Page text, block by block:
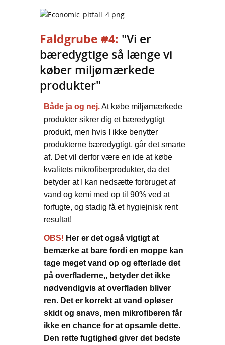
Faldgrube #4: "Vi er
bæredygtige så længe vi
køber miljømærkede
produkter"
Både ja og nej.At købe miljømærkede
produkter sikrer dig et bæredygtigt
produkt, men hvis I ikke benytter
produkterne bæredygtigt, går det smarte
af. Det vil derfor være en ide at købe
kvalitets mikrofiberprodukter, da det
betyder at I kan nedsætte forbruget af
vand og kemi med op til 90% ved at
forfugte, og stadig få et hygiejnisk rent
resultat!
OBS! Her er det også vigtigt at
bemærke at bare fordi en moppe kan
tage meget vand op og efterlade det
på overfladerne,, betyder det ikke
nødvendigvis at overfladen bliver
ren. Det er korrekt at vand opløser
skidt og snavs, men mikrofiberen får
ikke en chance for at opsamle dette.
Den rette fugtighed giver det bedste